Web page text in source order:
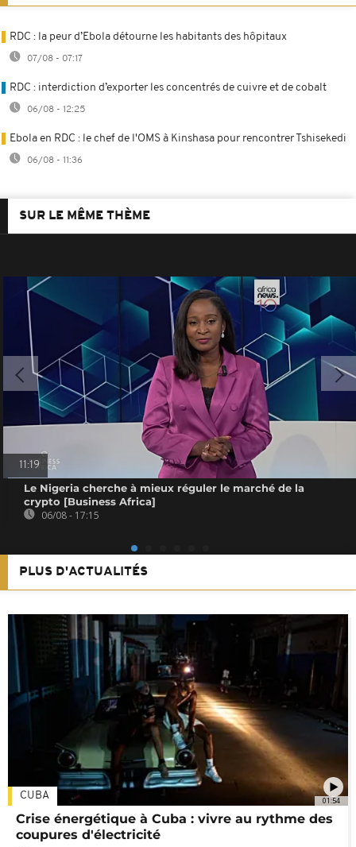
RDC : la peur d’Ebola détourne les habitants des hôpitaux
07/08 - 07:17
RDC : interdiction d’exporter les concentrés de cuivre et de cobalt
06/08 - 12:25
Ebola en RDC : le chef de l'OMS à Kinshasa pour rencontrer Tshisekedi
06/08 - 11:36
SUR LE MÊME THÈME
11:19
Le Nigeria cherche à mieux réguler le marché de la
crypto [Business Africa]
06/08 - 17:15
PLUS D'ACTUALITÉS
01:54
CUBA
Crise énergétique à Cuba : vivre au rythme des
coupures d'électricité